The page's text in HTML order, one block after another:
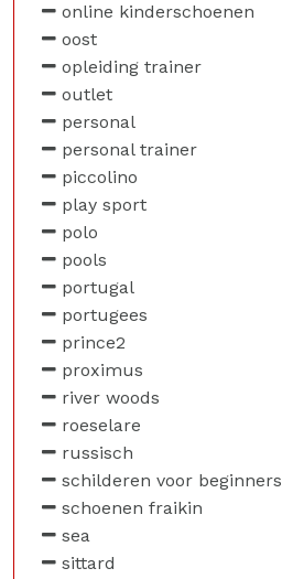
online kinderschoenen
oost
opleiding trainer
outlet
personal
personal trainer
piccolino
play sport
polo
pools
portugal
portugees
prince2
proximus
river woods
roeselare
russisch
schilderen voor beginners
schoenen fraikin
sea
sittard